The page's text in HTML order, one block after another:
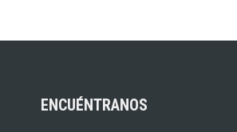
ENCUÉNTRANOS